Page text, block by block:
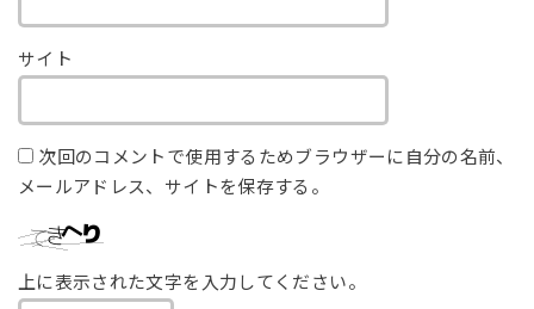
サイト
次回のコメントで使用するためブラウザーに自分の名前、
メールアドレス、サイトを保存する。
上に表示された文字を入力してください。